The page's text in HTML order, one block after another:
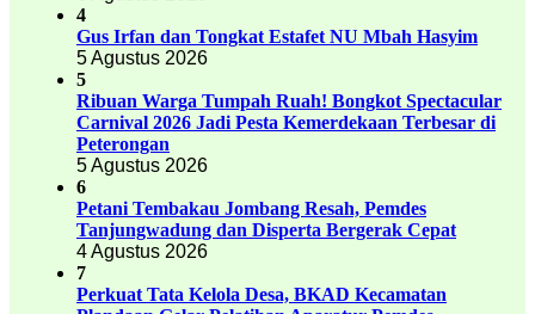
4
Gus Irfan dan Tongkat Estafet NU Mbah Hasyim
5 Agustus 2026
5
Ribuan Warga Tumpah Ruah! Bongkot Spectacular
Carnival 2026 Jadi Pesta Kemerdekaan Terbesar di
Peterongan
5 Agustus 2026
6
Petani Tembakau Jombang Resah, Pemdes
Tanjungwadung dan Disperta Bergerak Cepat
4 Agustus 2026
7
Perkuat Tata Kelola Desa, BKAD Kecamatan